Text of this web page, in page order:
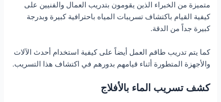
متميزة من الخبراء الذين يقومون بتدريب العمال والفنيين على
كيفية القيام باكتشاف تسريبات المياه باحترافية كبيرة وبدرجة
كبيرة جداً من الدقة.
كما يتم تدريب طاقم العمل أيضاً على كيفية استخدام أحدث الآلات
والأجهزة المتطورة أثناء قيامهم بدورهم في اكتشاف هذا التسريب.
كشف تسريب الماء بالأفلاج